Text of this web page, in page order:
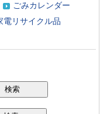
ごみカレンダー
電リサイクル品